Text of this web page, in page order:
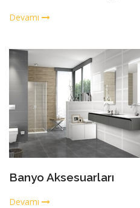
Devamı
Banyo Aksesuarları
Devamı